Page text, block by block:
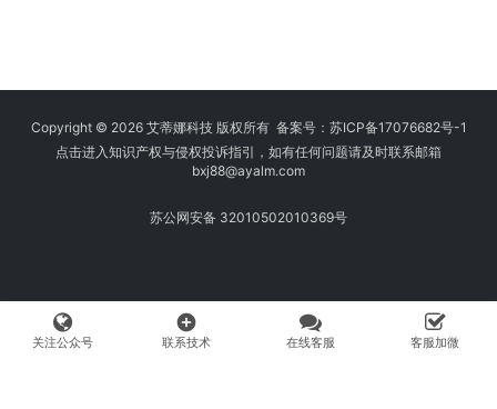
Copyright © 2026 艾蒂娜科技 版权所有 备案号： 苏ICP备17076682号-1
点击进入知识产权与侵权投诉指引，如有任何问题请及时联系邮箱
bxj88@ayalm.com
苏公网安备 32010502010369号
关注公众号
add_circle
联系技术 在线客服 客服加微